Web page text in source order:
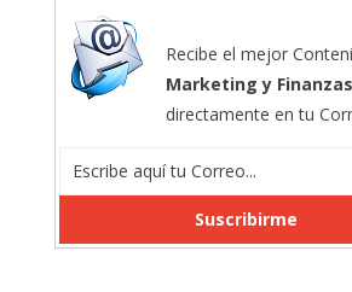
Recibe el mejor
Marketing y Finanzas
directamente en tu